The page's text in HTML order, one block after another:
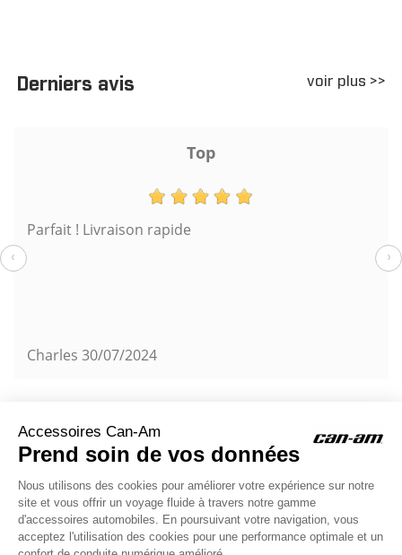
Derniers avis voir plus >>
Top
Parfait ! Livraison rapide
Charles 30/07/2024
‹ ›
chat
ACCESSOIRES CAN-AM
Le site d'accessoires Can-Am vous propose des accessoires d'origine